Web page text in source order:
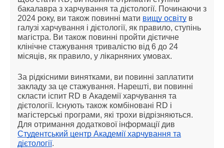
бакалавра з харчування та дієтології. Починаючи з
2024 року, ви також повинні мати вищу освіту в
галузі харчування і дієтології, як правило, ступінь
магістра. Ви також повинні пройти дієтичне
клінічне стажування тривалістю від 6 до 24
місяців, як правило, у лікарняних умовах.
За рідкісними винятками, ви повинні заплатити
закладу за це стажування. Нарешті, ви повинні
скласти іспит RD в Академії харчування та
дієтології. Існують також комбіновані RD і
магістерські програми, які трохи відрізняються.
Для отримання додаткової інформації див
Студентський центр Академії харчування та
дієтології.